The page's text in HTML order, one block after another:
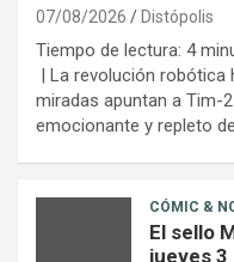
07/08/2026 Distópolis
Tiempo de lectura: 4
| La revolución robótica
miradas apuntan a Tim-
emocionante y repleto
CÓMIC &
El sello
jueves